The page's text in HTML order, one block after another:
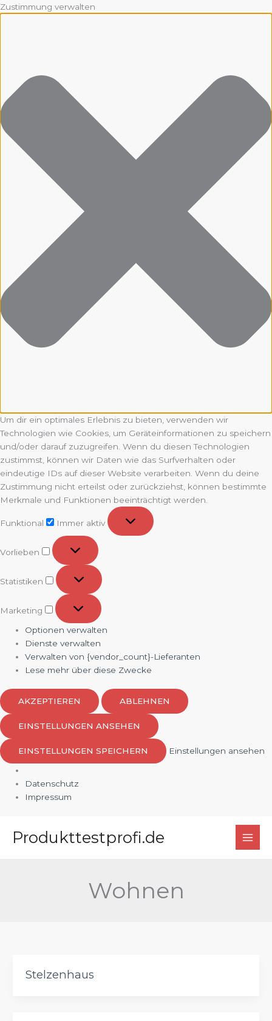
Zustimmung verwalten
Um dir ein optimales Erlebnis zu bieten, verwenden wir
Technologien wie Cookies, um Geräteinformationen zu speichern
und/oder darauf zuzugreifen. Wenn du diesen Technologien
zustimmst, können wir Daten wie das Surfverhalten oder
eindeutige IDs auf dieser Website verarbeiten. Wenn du deine
Zustimmung nicht erteilst oder zurückziehst, können bestimmte
Merkmale und Funktionen beeinträchtigt werden.
Funktional
Immer aktiv
Vorlieben
Vorlieben
Statistiken
Statistiken
Marketing
Marketing
Optionen verwalten
Dienste verwalten
Verwalten von {vendor_count}-Lieferanten
Lese mehr über diese Zwecke
AKZEPTIEREN ABLEHNEN
EINSTELLUNGEN ANSEHEN
EINSTELLUNGEN SPEICHERN Einstellungen ansehen
Datenschutz
Impressum
InhaltProdukttestprofi.de
Wohnen
Stelzenhaus